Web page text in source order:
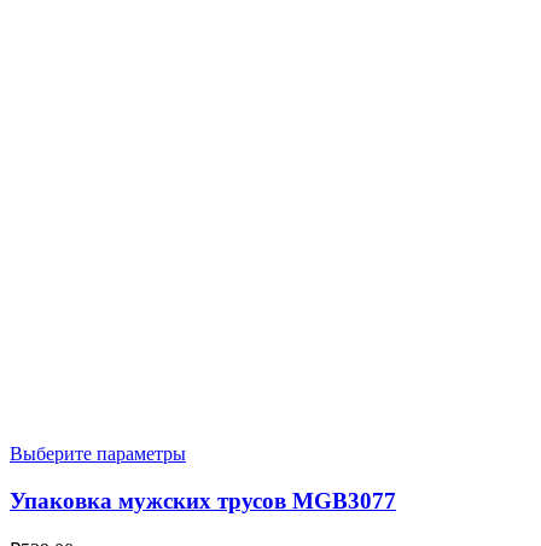
Выберите параметры
Упаковка мужских трусов MGB3077